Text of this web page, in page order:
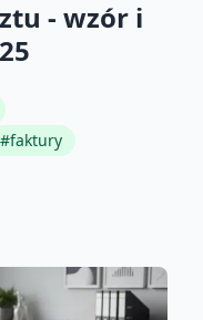
- wzór i
#faktury